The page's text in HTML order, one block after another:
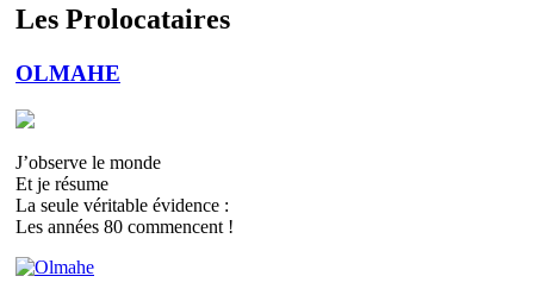
Les Prolocataires
OLMAHE
J’observe le monde
Et je résume
La seule véritable évidence :
Les années 80 commencent !